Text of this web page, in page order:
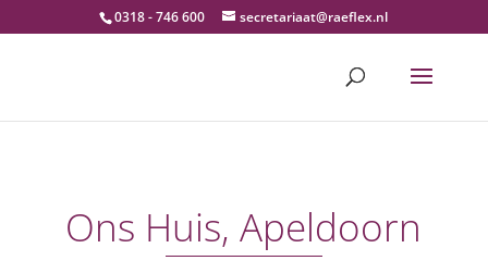
0318 - 746 600 secretariaat@raeflex.nl
Ons Huis, Apeldoorn